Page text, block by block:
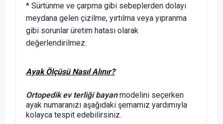
* Sürtünme ve çarpma gibi sebeplerden dolayı
meydana gelen çizilme, yırtılma veya yıpranma
gibi sorunlar üretim hatası olarak
değerlendirilmez.
Ayak Ölçüsü Nasıl Alınır?
Ortopedik ev terliği bayanmodelini seçerken
ayak numaranızı aşağıdaki şemamız yardımıyla
kolayca tespit edebilirsiniz.